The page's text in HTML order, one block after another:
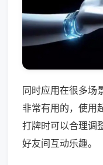
同时应用在很多场
非常有用的，使用
打牌时可以合理调
好友间互动乐趣。